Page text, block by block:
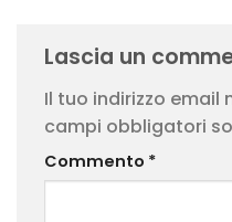
Lascia un
Il tuo indirizzo email
campi obbligatori
Commento *